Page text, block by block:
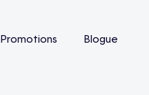
Promotions Blogue